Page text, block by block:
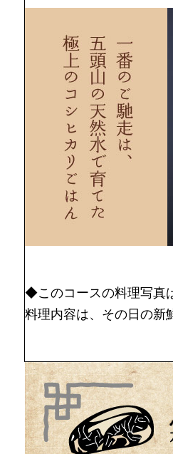
◆このコースの料理写真
料理内容は、その日の新